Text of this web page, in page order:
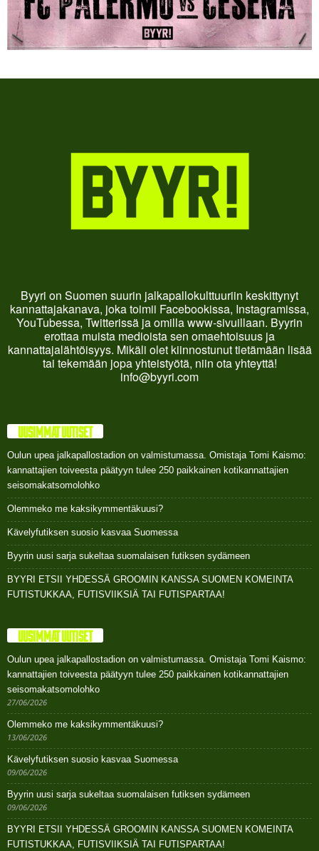
Byyri on Suomen suurin jalkapallokulttuuriin keskittynyt
kannattajakanava, joka toimii Facebookissa, Instagramissa,
YouTubessa, Twitterissä ja omilla www-sivuillaan. Byyrin
erottaa muista medioista sen omaehtoisuus ja
kannattajalähtöisyys. Mikäli olet kiinnostunut tietämään lisää
tai tekemään jopa yhteistyötä, niin ota yhteyttä!
info@byyri.com
UUSIMMAT UUTISET
Oulun upea jalkapallostadion on valmistumassa. Omistaja Tomi Kaismo:
kannattajien toiveesta päätyyn tulee 250 paikkainen kotikannattajien
seisomakatsomolohko
Olemmeko me kaksikymmentäkuusi?
Kävelyfutiksen suosio kasvaa Suomessa
Byyrin uusi sarja sukeltaa suomalaisen futiksen sydämeen
BYYRI ETSII YHDESSÄ GROOMIN KANSSA SUOMEN KOMEINTA
FUTISTUKKAA, FUTISVIIKSIÄ TAI FUTISPARTAA!
UUSIMMAT UUTISET
Oulun upea jalkapallostadion on valmistumassa. Omistaja Tomi Kaismo:
kannattajien toiveesta päätyyn tulee 250 paikkainen kotikannattajien
seisomakatsomolohko
27/06/2026
Olemmeko me kaksikymmentäkuusi?
13/06/2026
Kävelyfutiksen suosio kasvaa Suomessa
09/06/2026
Byyrin uusi sarja sukeltaa suomalaisen futiksen sydämeen
09/06/2026
BYYRI ETSII YHDESSÄ GROOMIN KANSSA SUOMEN KOMEINTA
FUTISTUKKAA, FUTISVIIKSIÄ TAI FUTISPARTAA!